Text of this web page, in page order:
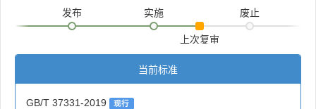
发布 实施
上次复审
废止
当前标准
GB/T 37331-2019 现行